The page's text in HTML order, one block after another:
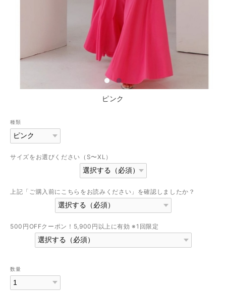
ピンク
種類
サイズをお選びください（S〜XL）
上記「ご購入前にこちらをお読みください」を確認しましたか？
500円OFFクーポン！5,900円以上に有効 ※1回限定
数量